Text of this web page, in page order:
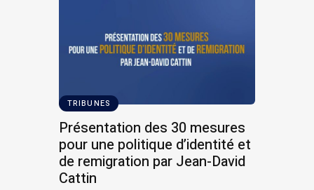
TRIBUNES
Présentation des 30 mesures
pour une politique d’identité et
de remigration par Jean-David
Cattin​